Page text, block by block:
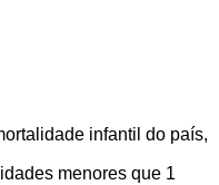
infantil do país,
menores que 1